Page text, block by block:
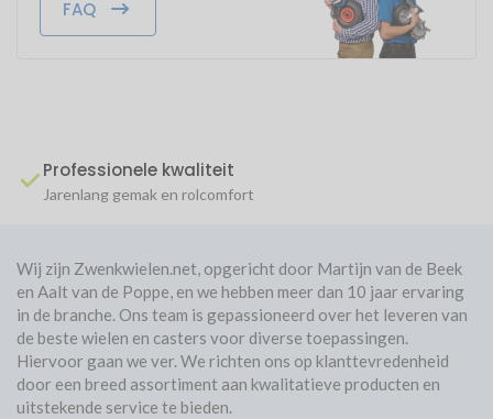
FAQ
Benodigde gereedschap: inbus maat 9
60 dagen bedenktijd, ook zakelijk
Martie
Thera19/01/2023
Super goede manier om ook onder een buis een zwenkwiel te
John16/09/2021
Perfect en snel geleverd
Professionele kwaliteit
Jarenlang gemak en rolcomfort
Wij zijn Zwenkwielen.net, opgericht door Martijn van de Beek
en Aalt van de Poppe, en we hebben meer dan 10 jaar ervaring
in de branche. Ons team is gepassioneerd over het leveren van
de beste wielen en casters voor diverse toepassingen.
Hiervoor gaan we ver. We richten ons op klanttevredenheid
door een breed assortiment aan kwalitatieve producten en
uitstekende service te bieden.